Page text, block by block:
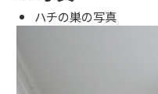
ハチの巣の写真